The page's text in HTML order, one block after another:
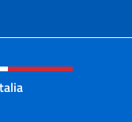
e menù